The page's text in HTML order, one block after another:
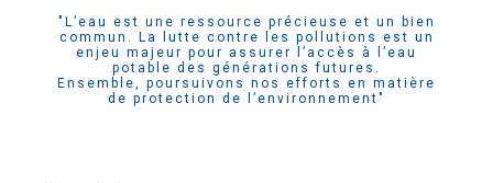
"L’eau est une ressource précieuse et un bien
commun. La lutte contre les pollutions est un
enjeu majeur pour assurer l’accès à l’eau
potable des générations futures.
Ensemble, poursuivons nos efforts en matière
de protection de l’environnement"